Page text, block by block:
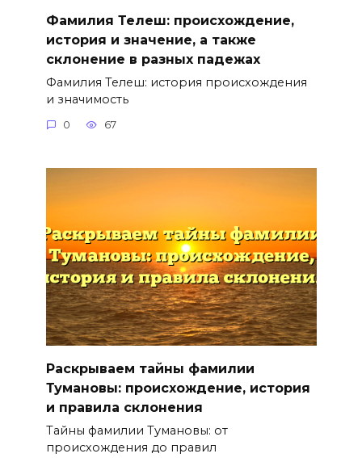
Фамилия Телеш: происхождение,
история и значение, а также
склонение в разных падежах
Фамилия Телеш: история происхождения
и значимость
0 67
Раскрываем тайны фамилии
Тумановы: происхождение, история
и правила склонения
Тайны фамилии Тумановы: от
происхождения до правил